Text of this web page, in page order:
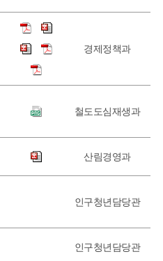
경제정책과
철도도심재생과
산림경영과
인구청년담당관
인구청년담당관